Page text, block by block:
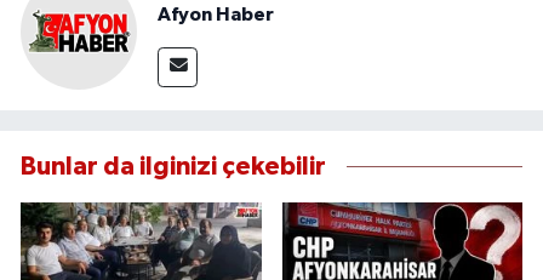
Afyon Haber
Bunlar da ilginizi çekebilir